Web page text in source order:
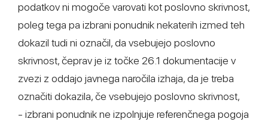
podatkov ni mogoče varovati kot poslovno skrivnost,
poleg tega pa izbrani ponudnik nekaterih izmed teh
dokazil tudi ni označil, da vsebujejo poslovno
skrivnost, čeprav je iz točke 26.1 dokumentacije v
zvezi z oddajo javnega naročila izhaja, da je treba
označiti dokazila, če vsebujejo poslovno skrivnost,
- izbrani ponudnik ne izpolnjuje referenčnega pogoja